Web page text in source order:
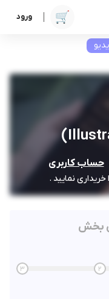
ورود دوران و چرخش اشکال
حساب کاربری
نمایید .
بخش
2
3